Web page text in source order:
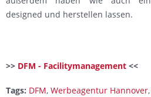
designed und herstellen lassen.
>> DFM - Facilitymanagement <<
Tags: DFM, Werbeagentur Hannover,